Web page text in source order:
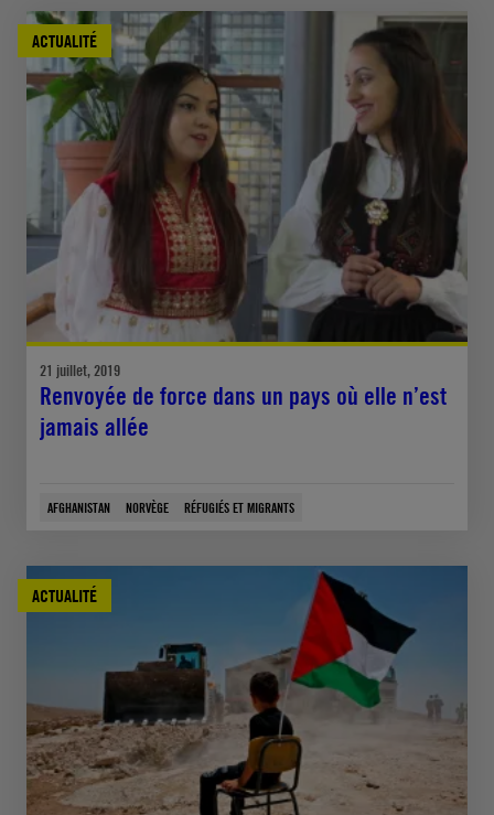
ACTUALITÉ
21 juillet, 2019
Renvoyée de force dans un pays où elle n’est
jamais allée
AFGHANISTAN NORVÈGE RÉFUGIÉS ET MIGRANTS
ACTUALITÉ